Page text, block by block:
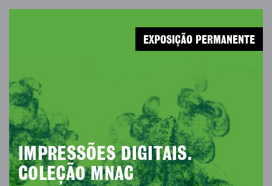
IMPRESSÕES DIGITAIS.
COLEÇÃO MNAC
EXPOSIÇÃO PERMANENTE